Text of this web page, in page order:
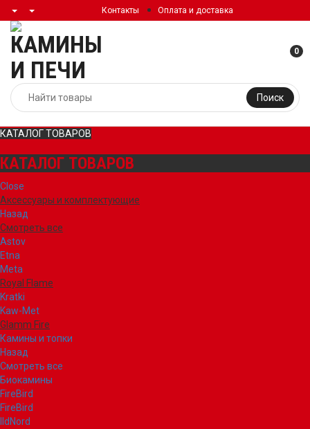
Контакты Оплата и доставка
Поиск
0
КАТАЛОГ ТОВАРОВ
КАТАЛОГ ТОВАРОВ
Close
Аксессуары и комплектующие
Назад
Смотреть все
Astov
Etna
Meta
Royal Flame
Kratki
Kaw-Met
Glamm Fire
Камины и топки
Назад
Смотреть все
Биокамины
FireBird
FireBird
IldNord